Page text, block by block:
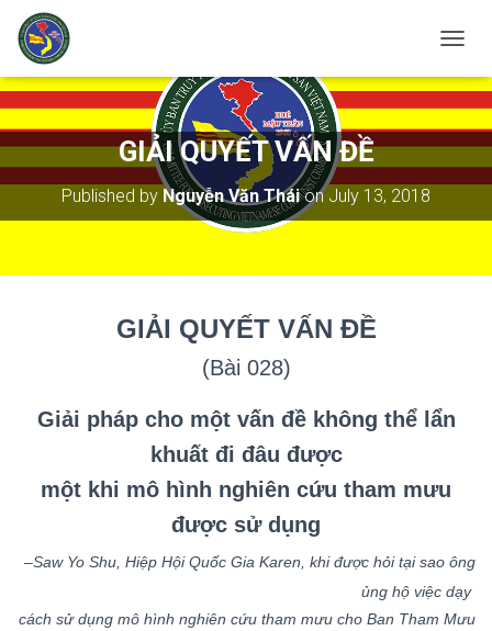
O
G
N
V
GIẢI QUYẾT VẤN ĐỀ
Published by Nguyễn Văn TháionJuly 13, 2018
GIẢI QUYẾT VẤN ĐỀ
(Bài 028)
Giải pháp cho một vấn đề không thể lẩn
khuất đi đâu được
một khi mô hình nghiên cứu tham mưu
được sử dụng
–Saw Yo Shu, Hiệp Hội Quốc Gia Karen, khi được hỏi tại sao ông
ủng hộ việc dạy
cách sử dụng mô hình nghiên cứu tham mưu cho Ban Tham Mưu